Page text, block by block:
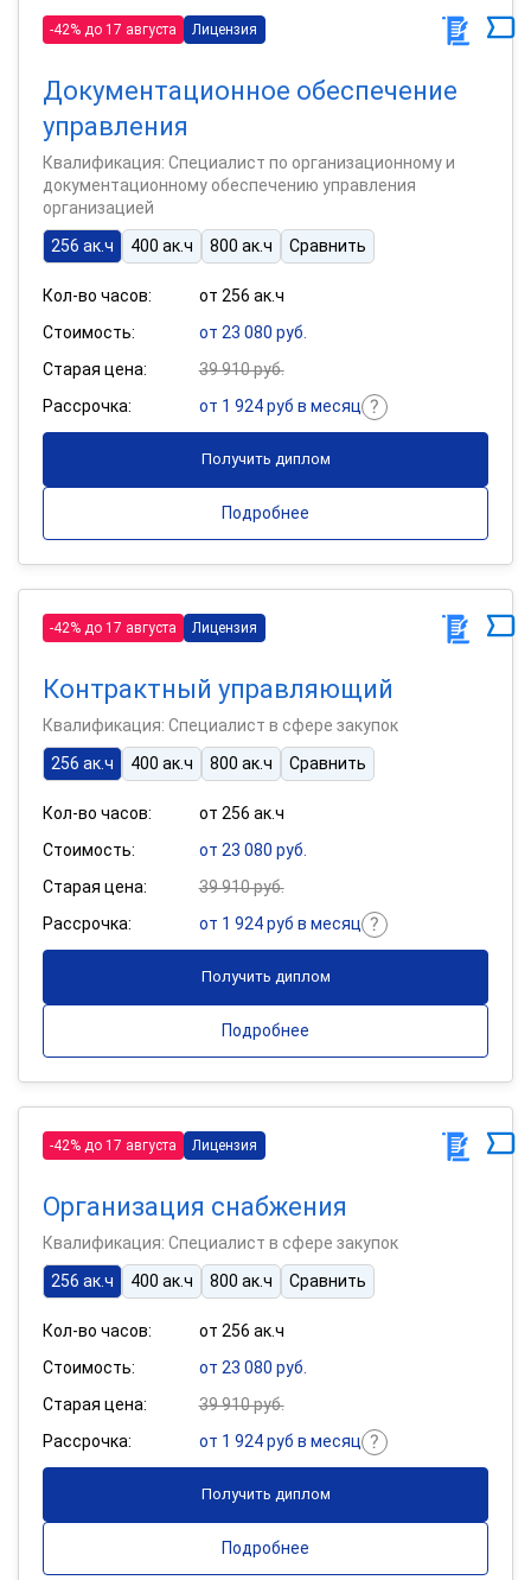
-42% до 17 августа Лицензия
Документационное обеспечение
управления
Квалификация: Специалист по организационному и
документационному обеспечению управления
организацией
256 ак.ч
400 ак.ч 800 ак.ч Сравнить
Кол-во часов:
от 256 ак.ч
Стоимость:
от 23 080 руб.
Старая цена:
39 910 руб.
Рассрочка:
от 1 924 руб в месяц
Получить диплом
Подробнее
-42% до 17 августа Лицензия
Контрактный управляющий
Квалификация: Специалист в сфере закупок
256 ак.ч
400 ак.ч 800 ак.ч Сравнить
Кол-во часов:
от 256 ак.ч
Стоимость:
от 23 080 руб.
Старая цена:
39 910 руб.
Рассрочка:
от 1 924 руб в месяц
Получить диплом
Подробнее
-42% до 17 августа Лицензия
Организация снабжения
Квалификация: Специалист в сфере закупок
256 ак.ч
400 ак.ч 800 ак.ч Сравнить
Кол-во часов:
от 256 ак.ч
Стоимость:
от 23 080 руб.
Старая цена:
39 910 руб.
Рассрочка:
от 1 924 руб в месяц
Получить диплом
Подробнее